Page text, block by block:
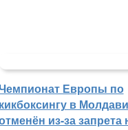
Европы по
кикбоксингу в
из-за запрета